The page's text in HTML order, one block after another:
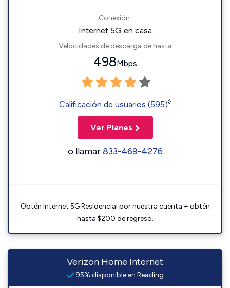
Conexión:
Internet 5G en casa
Velocidades de descarga de hasta
498Mbps
Calificación de usuarios (595)◊
Ver Planes
o llamar833-469-4276
Obtén Internet 5G Residencial por nuestra cuenta + obtén
hasta $200 de regreso.
Verizon Home Internet
95% disponible en Reading